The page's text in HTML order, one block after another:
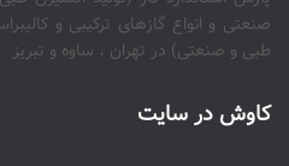
صنعتی و انواع گازهای ترکیبی و
طبی و صنعتی) در تهران ، ساوه و تبریز
کاوش در سایت